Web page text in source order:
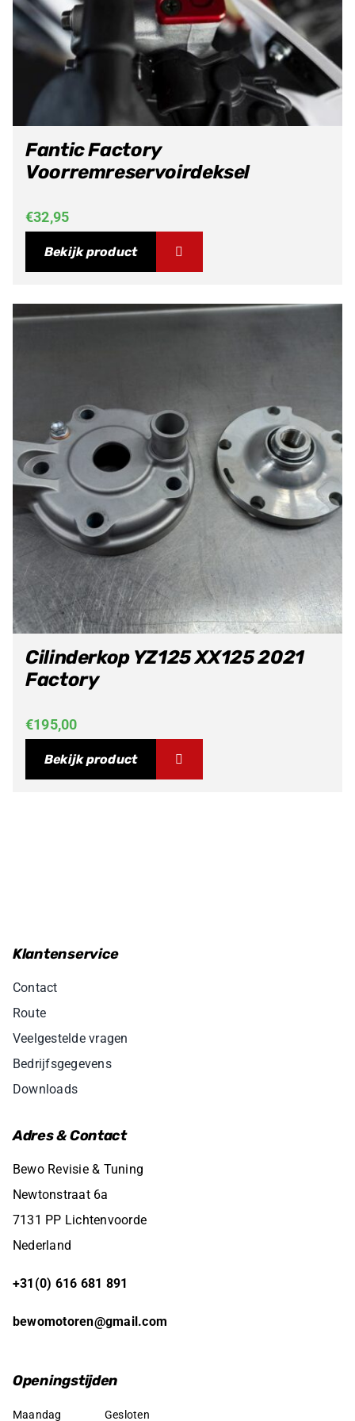
Fantic Factory
Voorremreservoirdeksel
€32,95
Bekijk product
Cilinderkop YZ125 XX125 2021
Factory
€195,00
Bekijk product
Klantenservice
Contact
Route
Veelgestelde vragen
Bedrijfsgegevens
Downloads
Adres & Contact
Bewo Revisie & Tuning
Newtonstraat 6a
7131 PP Lichtenvoorde
Nederland
+31(0) 616 681 891
bewomotoren@gmail.com
Openingstijden
Maandag Gesloten